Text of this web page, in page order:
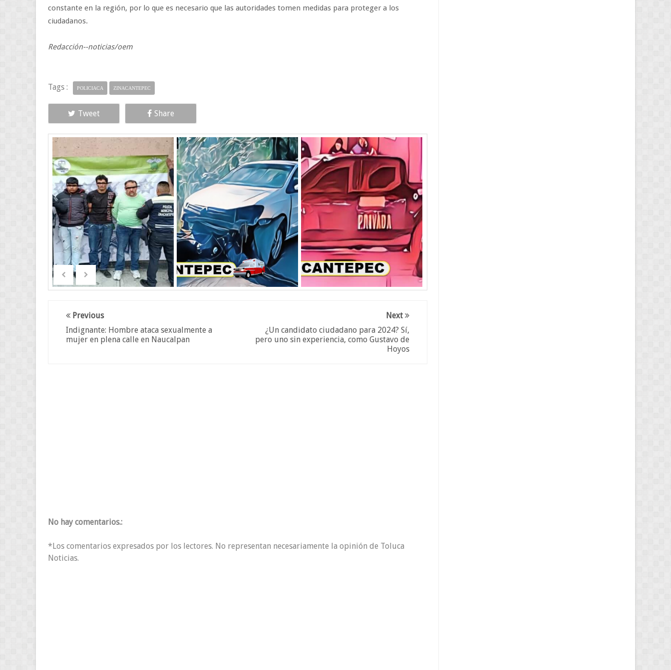
constante en la región, por lo que es necesario que las autoridades tomen medidas para proteger a los
ciudadanos.
Redacción--noticias/oem
Tags : POLICIACA ZINACANTEPEC
Tweet Share
Next
¿Un candidato ciudadano para 2024? Sí,
pero uno sin experiencia, como Gustavo de
Hoyos
Previous
Indignante: Hombre ataca sexualmente a
mujer en plena calle en Naucalpan
No hay comentarios.:
*Los comentarios expresados por los lectores. No representan necesariamente la opinión de Toluca
Noticias.